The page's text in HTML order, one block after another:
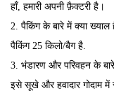
हाँ, हमारी अपनी फ़ैक्टरी है।
2. पैकिंग के बारे में क्या ख्याल
पैकिंग 25 किलो/बैग है.
3. भंडारण और परिवहन के
इसे सूखे और हवादार गोदाम में